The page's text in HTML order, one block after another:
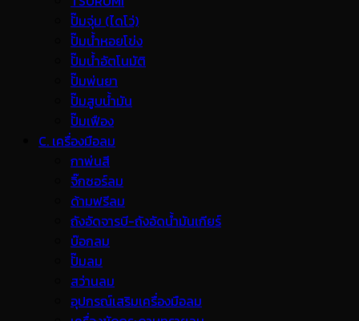
ปั๊มจุ่ม (ไดโว่)
ปั๊มน้ำหอยโข่ง
ปั๊มน้ำอัตโนมัติ
ปั๊มพ่นยา
ปั๊มสูบน้ำมัน
ปั๊มเฟือง
C. เครื่องมือลม
กาพ่นสี
จิ๊กซอร์ลม
ด้ามฟรีลม
ถังอัดจารบี-ถังอัดน้ำมันเกียร์
บ๊อกลม
ปั๊มลม
สว่านลม
อุปกรณ์เสริมเครื่องมือลม